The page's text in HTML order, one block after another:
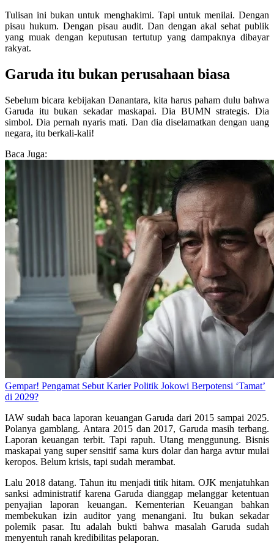
Tulisan ini bukan untuk menghakimi. Tapi untuk menilai. Dengan
pisau hukum. Dengan pisau audit. Dan dengan akal sehat publik
yang muak dengan keputusan tertutup yang dampaknya dibayar
rakyat.
Garuda itu bukan perusahaan biasa
Sebelum bicara kebijakan Danantara, kita harus paham dulu bahwa
Garuda itu bukan sekadar maskapai. Dia BUMN strategis. Dia
simbol. Dia pernah nyaris mati. Dan dia diselamatkan dengan uang
negara, itu berkali-kali!
Baca Juga:
Gempar! Pengamat Sebut Karier Politik Jokowi Berpotensi ‘Tamat’
di 2029?
IAW sudah baca laporan keuangan Garuda dari 2015 sampai 2025.
Polanya gamblang. Antara 2015 dan 2017, Garuda masih terbang.
Laporan keuangan terbit. Tapi rapuh. Utang menggunung. Bisnis
maskapai yang super sensitif sama kurs dolar dan harga avtur mulai
keropos. Belum krisis, tapi sudah merambat.
Lalu 2018 datang. Tahun itu menjadi titik hitam. OJK menjatuhkan
sanksi administratif karena Garuda dianggap melanggar ketentuan
penyajian laporan keuangan. Kementerian Keuangan bahkan
membekukan izin auditor yang menangani. Itu bukan sekadar
polemik pasar. Itu adalah bukti bahwa masalah Garuda sudah
menyentuh ranah kredibilitas pelaporan.